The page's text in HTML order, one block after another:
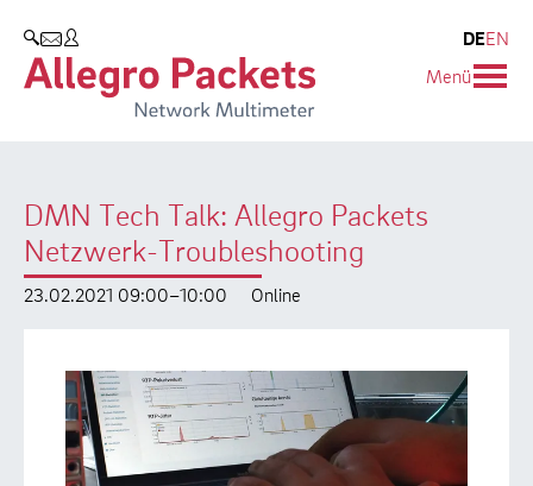
SUCHEN
DEEN
Menü
DMN Tech Talk: Allegro Packets
Netzwerk-Troubleshooting
23.02.2021 09:00–10:00 Online
Allegro Network Multimeter
Produktübersicht
Use Cases
Whitepaper
Case Studies
Support
Produkt-Handbuch
Unternehmen
Partner
Umweltschutz
Karriere